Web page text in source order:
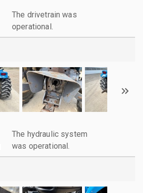
The drivetrain was
operational.
The hydraulic system
was operational.